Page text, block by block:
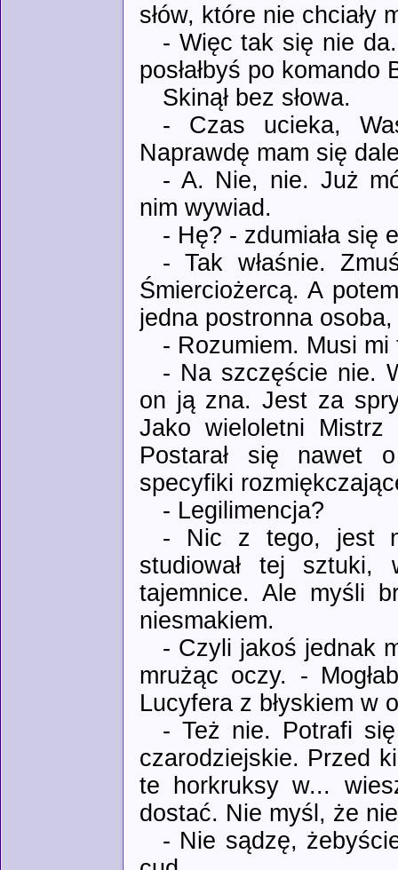
słów, które nie chciały
- Więc tak się nie
posłałbyś po
Skinął bez słowa.
- Czas ucieka,
Naprawdę mam się
- A. Nie, nie. Już
nim wywiad.
- Hę? - zdumiała się
- Tak właśnie.
Śmierciożercą. A
jedna postronna
- Rozumiem. Musi
- Na szczęście nie.
on ją zna. Jest za
Jako wieloletni Mistrz
Postarał się nawet
specyfiki
- Legilimencja?
- Nic z tego, jest
studiował tej
tajemnice. Ale myśli
niesmakiem.
- Czyli jakoś jednak
mrużąc oczy. -
Lucyfera z błyskiem w
- Też nie. Potrafi
czarodziejskie. Przed
te horkruksy w...
dostać. Nie myśl, że
- Nie sądzę,